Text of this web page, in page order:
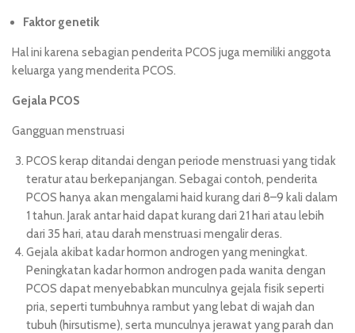
Faktor genetik
Hal ini karena sebagian penderita PCOS juga memiliki anggota
keluarga yang menderita PCOS.
Gejala PCOS
Gangguan menstruasi
PCOS kerap ditandai dengan periode menstruasi yang tidak
teratur atau berkepanjangan. Sebagai contoh, penderita
PCOS hanya akan mengalami haid kurang dari 8–9 kali dalam
1 tahun. Jarak antar haid dapat kurang dari 21 hari atau lebih
dari 35 hari, atau darah menstruasi mengalir deras.
Gejala akibat kadar hormon androgen yang meningkat.
Peningkatan kadar hormon androgen pada wanita dengan
PCOS dapat menyebabkan munculnya gejala fisik seperti
pria, seperti tumbuhnya rambut yang lebat di wajah dan
tubuh (hirsutisme), serta munculnya jerawat yang parah dan